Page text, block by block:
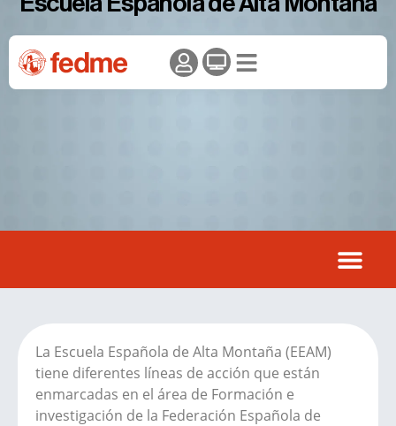
La Escuela Española de Alta Montaña (EEAM)
tiene diferentes líneas de acción que están
enmarcadas en el área de Formación e
investigación de la Federación Española de